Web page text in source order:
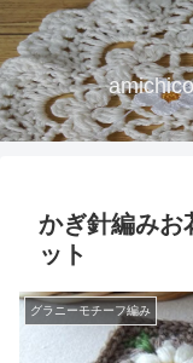
かぎ針編みお
ット
グラニーモチーフ編み